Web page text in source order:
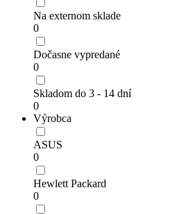
Na externom sklade
0
Dočasne vypredané
0
Skladom do 3 - 14 dní
0
Výrobca
ASUS
0
Hewlett Packard
0